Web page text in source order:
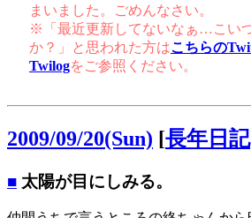
まいました。ごめんなさい。
※「最近更新してないなぁ…こい
か？」と思われた方はこちらの
Twilogをご参照ください。
2009/09/20(Sun) [長年日記
■ 太陽が目にしみる。